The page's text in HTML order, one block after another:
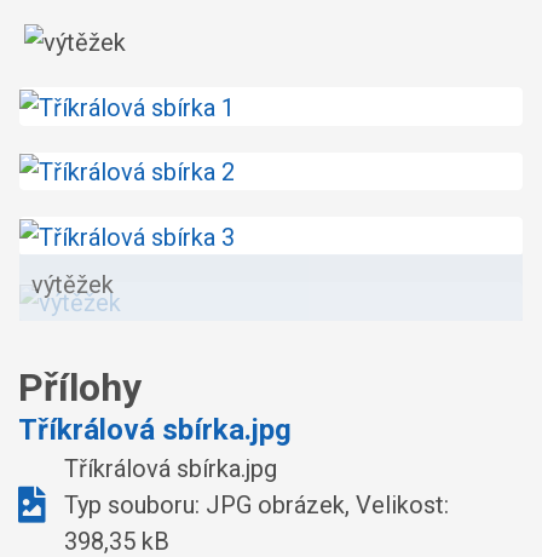
výtěžek
Přílohy
Tříkrálová sbírka.jpg
Tříkrálová sbírka.jpg
Typ souboru: JPG obrázek, Velikost:
398,35 kB